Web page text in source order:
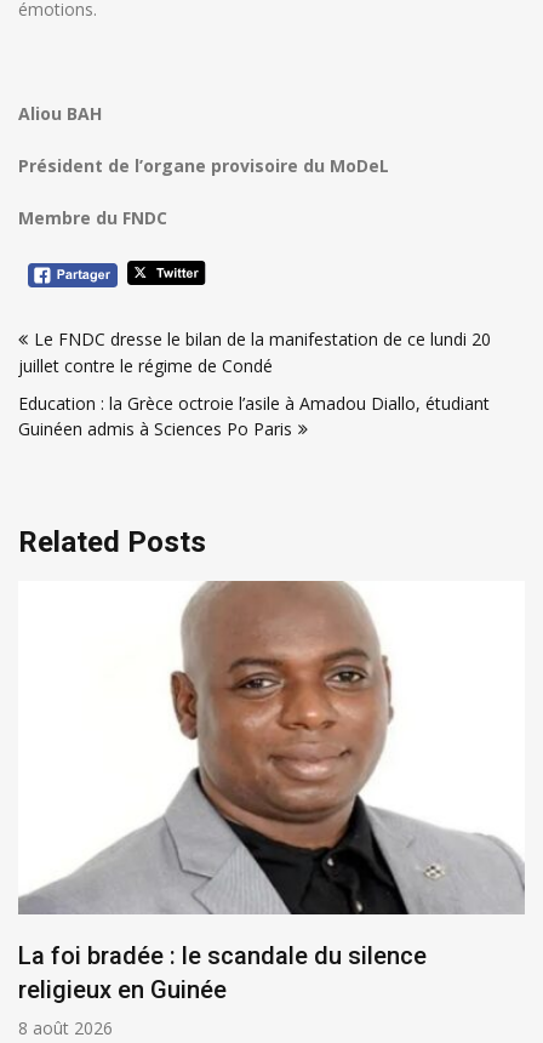
émotions.
Aliou BAH
Président de l’organe provisoire du MoDeL
Membre du FNDC
de
l’article
Le FNDC dresse le bilan de la manifestation de ce lundi 20
juillet contre le régime de Condé
Education : la Grèce octroie l’asile à Amadou Diallo, étudiant
Guinéen admis à Sciences Po Paris
Related Posts
La foi bradée : le scandale du silence
religieux en Guinée
8 août 2026